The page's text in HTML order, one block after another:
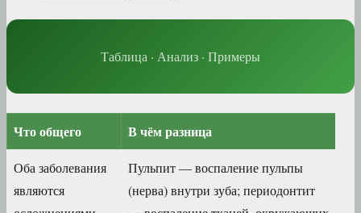
Таблица · Анализ · Примеры
Что общего В чём разница
Оба заболевания
являются
Пульпит — воспаление пульпы
(нерва) внутри зуба; периодонтит